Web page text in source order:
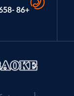
+86 -13590685658